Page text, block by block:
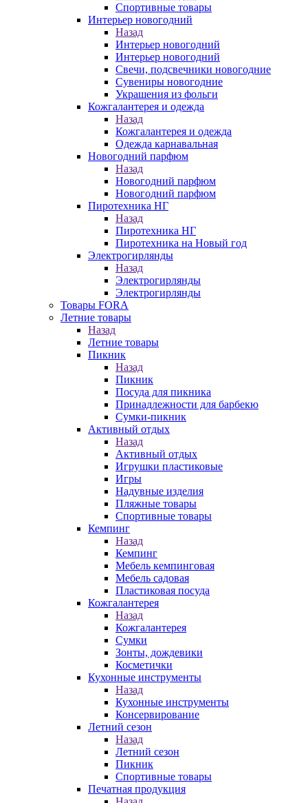
Спортивные товары
Интерьер новогодний
Назад
Интерьер новогодний
Интерьер новогодний
Свечи, подсвечники новогодние
Сувениры новогодние
Украшения из фольги
Кожгалантерея и одежда
Назад
Кожгалантерея и одежда
Одежда карнавальная
Новогодний парфюм
Назад
Новогодний парфюм
Новогодний парфюм
Пиротехника НГ
Назад
Пиротехника НГ
Пиротехника на Новый год
Электрогирлянды
Назад
Электрогирлянды
Электрогирлянды
Товары FORA
Летние товары
Назад
Летние товары
Пикник
Назад
Пикник
Посуда для пикника
Принадлежности для барбекю
Сумки-пикник
Активный отдых
Назад
Активный отдых
Игрушки пластиковые
Игры
Надувные изделия
Пляжные товары
Спортивные товары
Кемпинг
Назад
Кемпинг
Мебель кемпинговая
Мебель садовая
Пластиковая посуда
Кожгалантерея
Назад
Кожгалантерея
Сумки
Зонты, дождевики
Косметички
Кухонные инструменты
Назад
Кухонные инструменты
Консервирование
Летний сезон
Назад
Летний сезон
Пикник
Спортивные товары
Печатная продукция